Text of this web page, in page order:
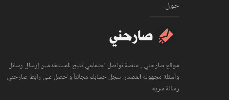
حول
موقع صارحني , منصة تواصل اجتماعي تتيح للمستخدمين إرسال رسائل
وأسئلة مجهولة المصدر. سجل حسابك مجانناً واحصل على رابط صارحني
رسالة سريه